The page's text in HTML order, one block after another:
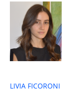
LIVIA FICORONI